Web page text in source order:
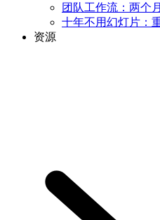
团队工作流：两个
十年不用幻灯片：
资源